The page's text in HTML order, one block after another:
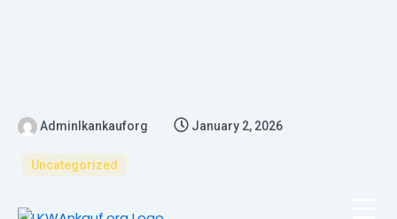
Adminlkankauforg January 2, 2026
Uncategorized